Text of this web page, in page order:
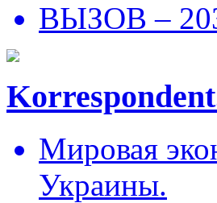
ВЫЗОВ –
Мировая
Украины.